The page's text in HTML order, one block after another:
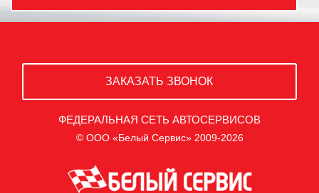
ЗАКАЗАТЬ ЗВОНОК
ФЕДЕРАЛЬНАЯ СЕТЬ АВТОСЕРВИСОВ
© ООО «Белый Сервис» 2009-2026